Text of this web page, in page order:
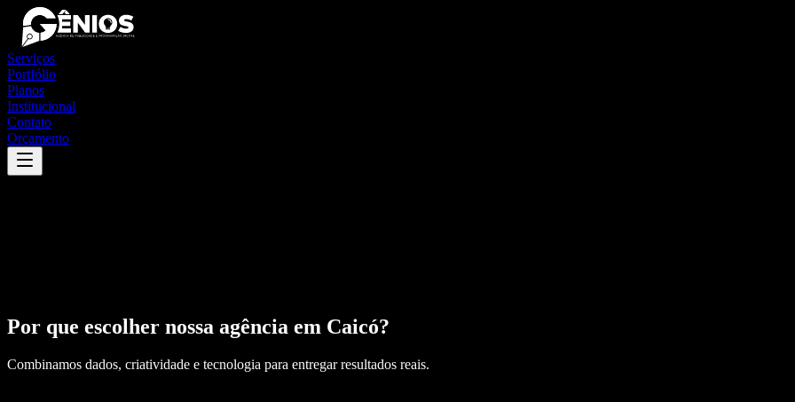
Serviços
Portfólio
Planos
Institucional
Contato
Orçamento
Por que escolher nossa agência em Caicó?
Combinamos dados, criatividade e tecnologia para entregar resultados reais.